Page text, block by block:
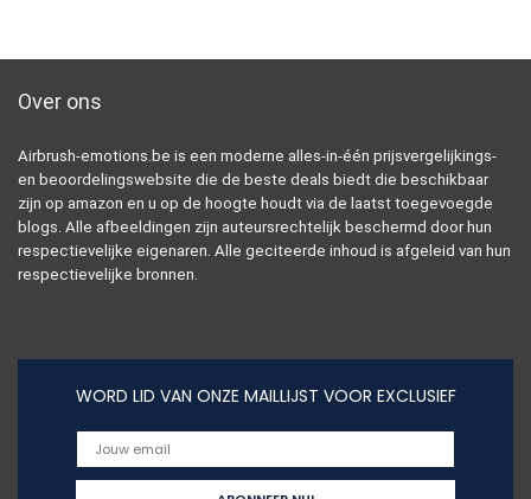
Over ons
Airbrush-emotions.be is een moderne alles-in-één prijsvergelijkings-
en beoordelingswebsite die de beste deals biedt die beschikbaar
zijn op amazon en u op de hoogte houdt via de laatst toegevoegde
blogs. Alle afbeeldingen zijn auteursrechtelijk beschermd door hun
respectievelijke eigenaren. Alle geciteerde inhoud is afgeleid van hun
respectievelijke bronnen.
WORD LID VAN ONZE MAILLIJST VOOR EXCLUSIEF